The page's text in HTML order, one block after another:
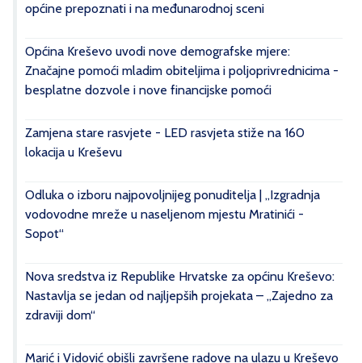
općine prepoznati i na međunarodnoj sceni
Općina Kreševo uvodi nove demografske mjere:
Značajne pomoći mladim obiteljima i poljoprivrednicima -
besplatne dozvole i nove financijske pomoći
Zamjena stare rasvjete - LED rasvjeta stiže na 160
lokacija u Kreševu
Odluka o izboru najpovoljnijeg ponuditelja | „Izgradnja
vodovodne mreže u naseljenom mjestu Mratinići -
Sopot“
Nova sredstva iz Republike Hrvatske za općinu Kreševo:
Nastavlja se jedan od najljepših projekata – „Zajedno za
zdraviji dom“
Marić i Vidović obišli završene radove na ulazu u Kreševo